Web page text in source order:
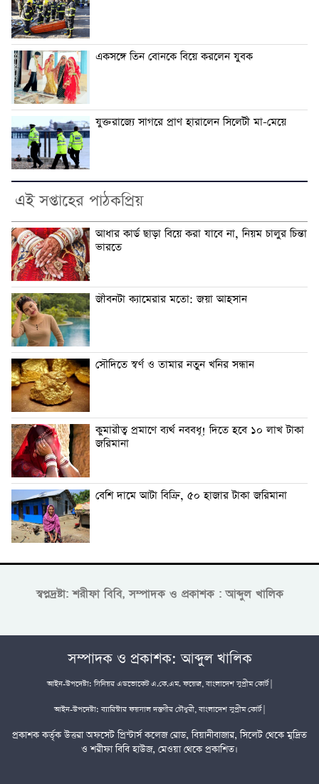
একসঙ্গে তিন বোনকে বিয়ে করলেন যুবক
যুক্তরাজ্যে সাগরে প্রাণ হারালেন সিলেটী মা-মেয়ে
এই সপ্তাহের পাঠকপ্রিয়
আধার কার্ড ছাড়া বিয়ে করা যাবে না, নিয়ম চালুর চিন্তা
ভারতে
জীবনটা ক্যামেরার মতো: জয়া আহসান
সৌদিতে স্বর্ণ ও তামার নতুন খনির সন্ধান
কুমারীত্ব প্রমাণে ব্যর্থ নববধূ! দিতে হবে ১০ লাখ টাকা
জরিমানা
বেশি দামে আটা বিক্রি, ৫০ হাজার টাকা জরিমানা
স্বপ্নদ্রষ্টা: শরীফা বিবি, সম্পাদক ও প্রকাশক : আব্দুল খালিক
সম্পাদক ও প্রকাশক: আব্দুল খালিক
আইন-উপদেষ্টা: সিনিয়র এডভোকেট এ.কে.এম. ফয়েজ, বাংলাদেশ সুপ্রীম কোর্ট |
আইন-উপদেষ্টা: ব্যারিস্টার ফয়সাল দস্তগীর চৌধুরী, বাংলাদেশ সুপ্রীম কোর্ট |
প্রকাশক কর্তৃক উত্তরা অফসেট প্রিন্টার্স কলেজ রোড, বিয়ানীবাজার, সিলেট থেকে মুদ্রিত
ও শরীফা বিবি হাউজ, মেওয়া থেকে প্রকাশিত।